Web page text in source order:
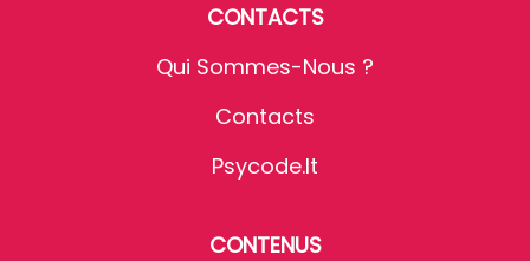
CONTACTS
Qui Sommes-Nous ?
Contacts
Psycode.it
CONTENUS